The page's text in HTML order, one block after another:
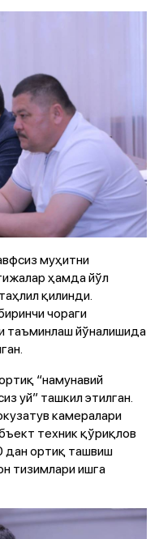
муҳитни
ҳамда йўл
қилинди.
чораги
таъминлаш йўналишида
“намунавий
уй” ташкил этилган.
камералари
техник қўриқлов
дан ортиқ ташвиш
тизимлари ишга